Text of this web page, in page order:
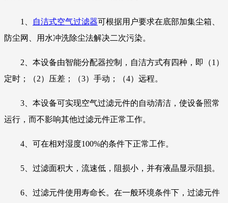
1、 自洁式空气过滤器可根据用户要求在底部加集尘箱、
防尘网、用水冲洗除尘法解决二次污染。
2、本设备由智能分配器控制，自洁方式有四种，即（1）
定时；（2）压差；（3）手动；（4）远程。
3、本设备可实现空气过滤元件的自动清洁，使设备照常
运行，而不影响其他过滤元件正常工作。
4、可在相对湿度100%的条件下正常工作。
5、过滤面积大，流速低，阻损小，并有液晶显示阻损。
6、过滤元件使用寿命长。在一般环境条件下，过滤元件